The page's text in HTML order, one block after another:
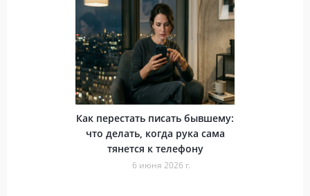
Как перестать писать бывшему:
что делать, когда рука сама
тянется к телефону
6 июня 2026 г.